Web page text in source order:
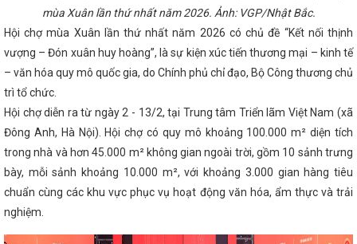
Phương hướng, nhiệm vụ trọng tâm Quý II
phục người tiêu dùng Thủ đô tại Hội chợ Mùa thu
lập Cụm công nghiệp Cổng Khánh 3, tổng vốn gần
triển khai các giải pháp thúc đẩy kinh tế tuần hoàn,
mại bền vững đáp ứng các chính sách xanh
đốc Sở Công Thương Hà Tĩnh: Hội chợ Mùa Thu
đoàn ngành Công Thương: Kiểm tra toàn diện tại
Trao 21 giải Cuộc thi trực tuyến tìm hiểu về
Nghị định của Chính phủ về phát triển và
từ ngày 01/8/2024
Kết nối thị trường tiêu thụ
CĐN Công Thương: Phát động Tháng Công nhân
cung cầu tiêu thụ sản phẩm (Theo Đài Phát thanh và
2 dự án năng lượng gần 850 tỷ đồng ở huyện miền
các nhiệm vụ phát triển kinh tế - xã hội những tháng
kề Tết Nguyên đán Giáp Thìn 2024
Đại hội Đảng bộ Sở Công Thương lần thứ III, nhiệm
NGUYÊN TRẠNG CỤC QUẢN LÝ THỊ TRƯỜNG TỪ
mùa Xuân lần thứ nhất năm 2026. Ảnh: VGP/Nhật Bắc.
Hội chợ mùa Xuân lần thứ nhất năm 2026 có chủ đề “Kết nối thịnh
vượng – Đón xuân huy hoàng”, là sự kiện xúc tiến thương mại – kinh tế
– văn hóa quy mô quốc gia, do Chính phủ chỉ đạo, Bộ Công thương chủ
trì tổ chức.
Hội chợ diễn ra từ ngày 2 - 13/2, tại Trung tâm Triển lãm Việt Nam (xã
Đông Anh, Hà Nội). Hội chợ có quy mô khoảng 100.000 m² diện tích
trong nhà và hơn 45.000 m² không gian ngoài trời, gồm 10 sảnh trưng
bày, mỗi sảnh khoảng 10.000 m², với khoảng 3.000 gian hàng tiêu
chuẩn cùng các khu vực phục vụ hoạt động văn hóa, ẩm thực và trải
nghiệm.